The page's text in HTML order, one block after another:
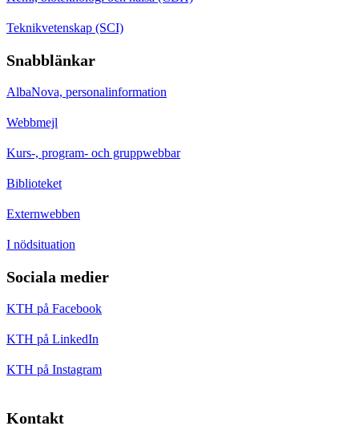
Teknikvetenskap (SCI)
Snabblänkar
AlbaNova, personalinformation
Webbmejl
Kurs-, program- och gruppwebbar
Biblioteket
Externwebben
I nödsituation
Sociala medier
KTH på Facebook
KTH på LinkedIn
KTH på Instagram
Kontakt